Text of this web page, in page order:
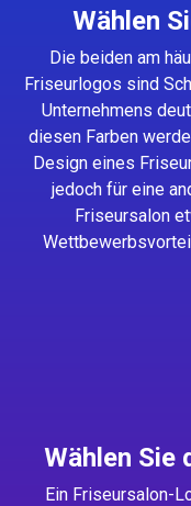
Wählen
Die beiden am
Friseurlogos sind
Unternehmens
diesen Farben
Design eines
jedoch für eine
Friseursalon
Wählen Sie
Ein Friseursalon-